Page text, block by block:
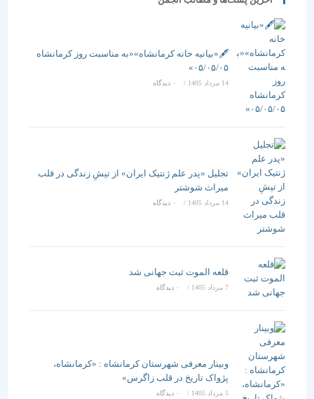
🖋️«بیانیه خانه کرمانشاه»«به مناسبت روز کرمانشاه
۰۵/۰۵/۰۵»
/ ۰ دیدگاه
تجلیل «پدر علم ژنتیک ایران» از تپشِ زندگی در قلب
میراث شوشتر
14 مرداد 1405 / ۰ دیدگاه
قلعه الموت ثبت جهانی شد
/ ۰ دیدگاه
وبینار معرفی شهرستان کرمانشاه : «کرمانشاه،
پژواک تاریخ در قلب زاگرس»
5 مرداد 1405 / ۰ دیدگاه